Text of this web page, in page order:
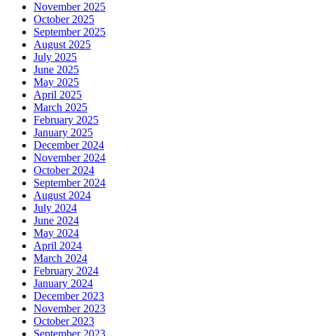
November 2025
October 2025
September 2025
August 2025
July 2025
June 2025
May 2025
April 2025
March 2025
February 2025
January 2025
December 2024
November 2024
October 2024
September 2024
August 2024
July 2024
June 2024
May 2024
April 2024
March 2024
February 2024
January 2024
December 2023
November 2023
October 2023